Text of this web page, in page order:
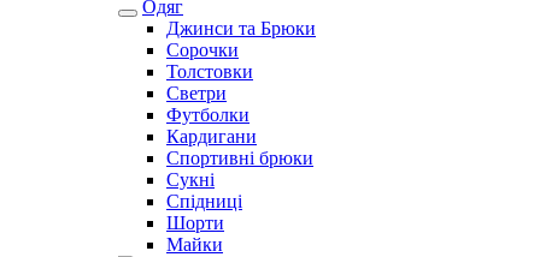
Одяг
Джинси та Брюки
Сорочки
Толстовки
Светри
Футболки
Кардигани
Спортивні брюки
Сукні
Спідниці
Шорти
Майки